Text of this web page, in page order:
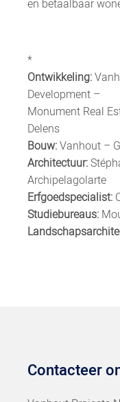
en betaalbaar
*
Ontwikkeling:
Development –
Monument Real
Delens
Bouw:Vanhout –
Architectuur:
Archipelagolarte
Erfgoedspecialist:
Studiebureaus:
Contacteer